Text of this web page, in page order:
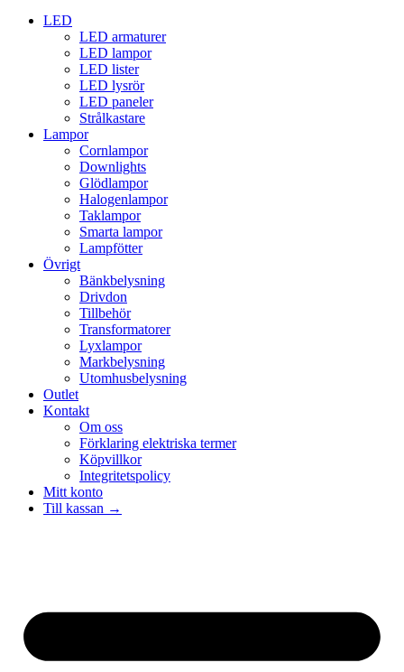
LED
LED armaturer
LED lampor
LED lister
LED lysrör
LED paneler
Strålkastare
Lampor
Cornlampor
Downlights
Glödlampor
Halogenlampor
Taklampor
Smarta lampor
Lampfötter
Övrigt
Bänkbelysning
Drivdon
Tillbehör
Transformatorer
Lyxlampor
Markbelysning
Utomhusbelysning
Outlet
Kontakt
Om oss
Förklaring elektriska termer
Köpvillkor
Integritetspolicy
Mitt konto
Till kassan →